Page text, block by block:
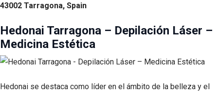
43002 Tarragona, Spain
Hedonai Tarragona – Depilación Láser –
Medicina Estética
Hedonai se destaca como líder en el ámbito de la belleza y el